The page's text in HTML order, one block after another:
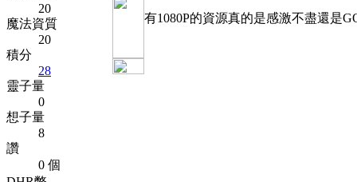
20
魔法資質
20
積分
28
靈子量
0
想子量
8
讚
0 個
有1080P的資源真的是感激不盡還是